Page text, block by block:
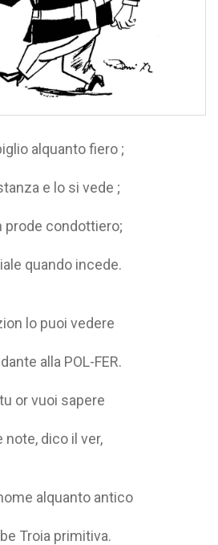
alquanto fiero ;
e lo si vede ;
prode condottiero;
quando incede.
lo puoi vedere
alla POL-FER.
or vuoi sapere
note, dico il ver,
alquanto antico
Troia primitiva.